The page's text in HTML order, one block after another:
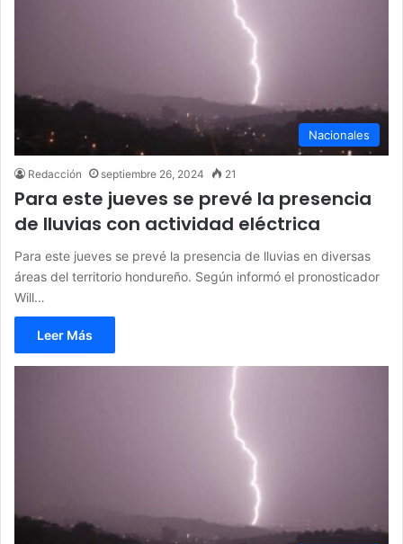
Nacionales
Redacción septiembre 26, 2024 21
Para este jueves se prevé la presencia
de lluvias con actividad eléctrica
Para este jueves se prevé la presencia de lluvias en diversas
áreas del territorio hondureño. Según informó el pronosticador
Will…
Leer Más